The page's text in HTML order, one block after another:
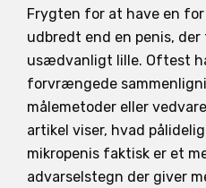
Frygten for at have en
udbredt end en penis,
usædvanligt lille. Oftest
forvrængede
målemetoder eller
artikel viser, hvad
mikropenis faktisk er et
advarselstegn der giver